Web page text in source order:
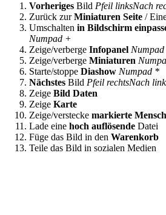
Vorheriges Bild Pfeil linksNach
Zurück zurMiniaturen Seite /
Umschalten in Bildschirm
Numpad +
Zeige/verberge Infopanel Numpad
Zeige/verberge Miniaturen
Starte/stoppe Diashow Numpad *
Nächstes Bild Pfeil rechtsNach
Zeige Bild Daten
Zeige Karte
Zeige/verstecke markierte
Lade eine hoch auflösende Datei
Füge das Bild in den Warenkorb
Teile das Bild in sozialen Medien